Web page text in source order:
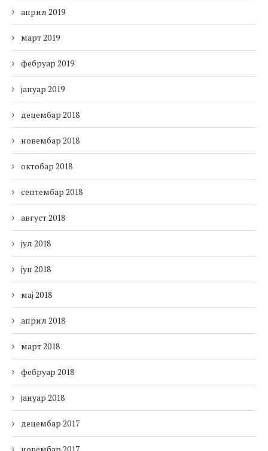
април 2019
март 2019
фебруар 2019
јануар 2019
децембар 2018
новембар 2018
октобар 2018
септембар 2018
август 2018
јул 2018
јун 2018
мај 2018
април 2018
март 2018
фебруар 2018
јануар 2018
децембар 2017